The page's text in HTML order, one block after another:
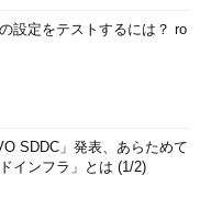
設定をテストするには？ ro
SDDC」発表、あらためて
インフラ」とは (1/2)